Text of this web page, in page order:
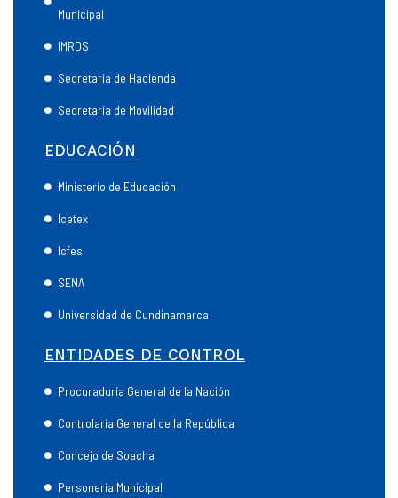
Municipal
IMRDS
Secretaría de Hacienda
Secretaría de Movilidad
EDUCACIÓN
Ministerio de Educación
Icetex
Icfes
SENA
Universidad de Cundinamarca
ENTIDADES DE CONTROL
Procuraduría General de la Nación
Controlaría General de la República
Concejo de Soacha
Personería Municipal